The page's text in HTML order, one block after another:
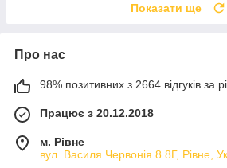
Показати ще
Про нас
98% позитивних з 2664 відгуків за
Працює з 20.12.2018
м. Рівне
вул. Василя Червонія 8 8Г, Рівне,